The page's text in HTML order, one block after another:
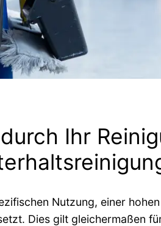
Ihr
Nutzung, einer
Dies gilt gleichermaßen